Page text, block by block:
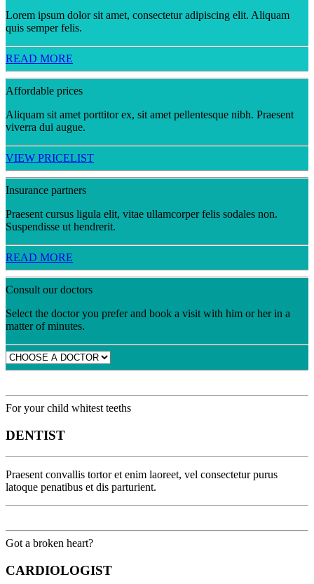
Lorem ipsum dolor sit amet, consectetur adipiscing elit. Aliquam
quis semper felis.
READ MORE
Affordable prices
Aliquam sit amet porttitor ex, sit amet pellentesque nibh. Praesent
viverra dui augue.
VIEW PRICELIST
Insurance partners
Praesent cursus ligula elit, vitae ullamcorper felis sodales non.
Suspendisse ut hendrerit.
READ MORE
Consult our doctors
Select the doctor you prefer and book a visit with him or her in a
matter of minutes.
For your child whitest teeths
DENTIST
Praesent convallis tortor et enim laoreet, vel consectetur purus
latoque penatibus et dis parturient.
Got a broken heart?
CARDIOLOGIST